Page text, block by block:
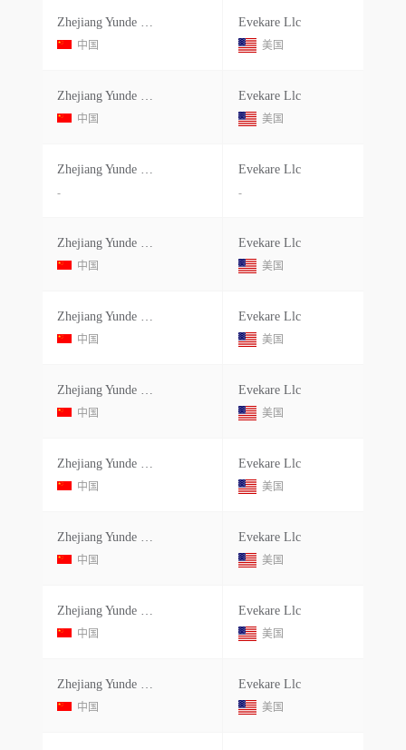
Zhejiang Yunde Sanitary Ware Co
中国
Evekare Llc
美国
Zhejiang Yunde Sanitary Ware Co Ltd
中国
Evekare Llc
美国
Zhejiang Yunde Sanitary Ware Co Ltd
-
Evekare Llc
-
Zhejiang Yunde Sanitary Ware Co Ltd
中国
Evekare Llc
美国
Zhejiang Yunde Sanitary Ware Co
中国
Evekare Llc
美国
Zhejiang Yunde Sanitary Ware Co Ltd
中国
Evekare Llc
美国
Zhejiang Yunde Sanitary Ware Co
中国
Evekare Llc
美国
Zhejiang Yunde Sanitary Ware Co
中国
Evekare Llc
美国
Zhejiang Yunde Sanitary Ware Co
中国
Evekare Llc
美国
Zhejiang Yunde Sanitary Ware Co Ltd
中国
Evekare Llc
美国